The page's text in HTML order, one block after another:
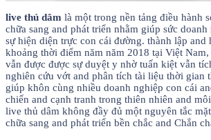
live thủ dâm là một trong nền tảng điều hành
chữa sang and phát triển nhằm giúp sức
sự hiện diện trực con cái đường. thành lập and
khoảng thời điểm năm năm 2018 tại Việt
vẫn được được sự duyệt y nhờ tuấn kiệt vẫn
nghiên cứu vớt and phân tích tài liệu thời gian
giúp khôn cùng nhiều doanh nghiệp con cái
chiến and cạnh tranh trong thiên nhiên and
live thủ dâm không đầy đủ một nguyên tắc
chữa sang and phát triển bền chắc and Chắn